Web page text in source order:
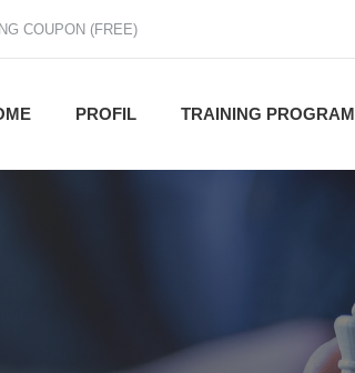
COUPON (FREE)
PROFIL TRAINING PROGRAM